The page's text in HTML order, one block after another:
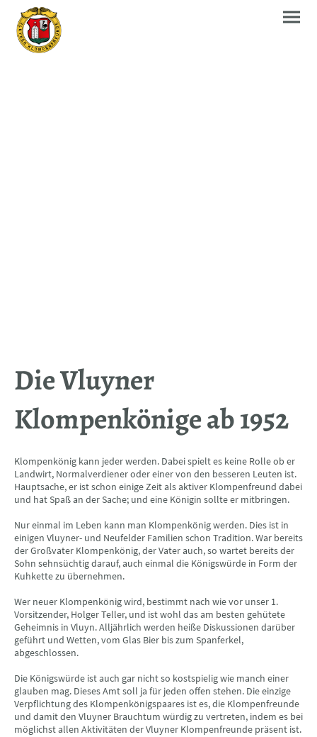
Die Vluyner
Klompenkönige ab 1952
Klompenkönig kann jeder werden. Dabei spielt es keine Rolle ob er
Landwirt, Normalverdiener oder einer von den besseren Leuten ist.
Hauptsache, er ist schon einige Zeit als aktiver Klompenfreund dabei
und hat Spaß an der Sache; und eine Königin sollte er mitbringen.
Nur einmal im Leben kann man Klompenkönig werden. Dies ist in
einigen Vluyner- und Neufelder Familien schon Tradition. War bereits
der Großvater Klompenkönig, der Vater auch, so wartet bereits der
Sohn sehnsüchtig darauf, auch einmal die Königswürde in Form der
Kuhkette zu übernehmen.
Wer neuer Klompenkönig wird, bestimmt nach wie vor unser 1.
Vorsitzender, Holger Teller, und ist wohl das am besten gehütete
Geheimnis in Vluyn. Alljährlich werden heiße Diskussionen darüber
geführt und Wetten, vom Glas Bier bis zum Spanferkel,
abgeschlossen.
Die Königswürde ist auch gar nicht so kostspielig wie manch einer
glauben mag. Dieses Amt soll ja für jeden offen stehen. Die einzige
Verpflichtung des Klompenkönigspaares ist es, die Klompenfreunde
und damit den Vluyner Brauchtum würdig zu vertreten, indem es bei
möglichst allen Aktivitäten der Vluyner Klompenfreunde präsent ist.